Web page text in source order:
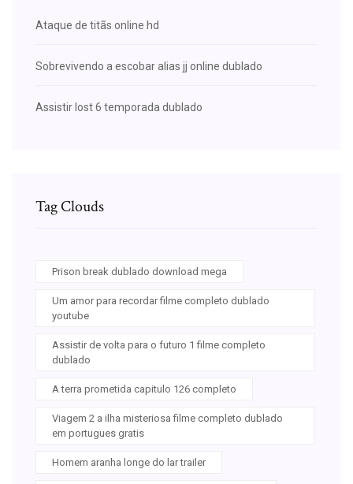
Ataque de titãs online hd
Sobrevivendo a escobar alias jj online dublado
Assistir lost 6 temporada dublado
Tag Clouds
Prison break dublado download mega
Um amor para recordar filme completo dublado
youtube
Assistir de volta para o futuro 1 filme completo
dublado
A terra prometida capitulo 126 completo
Viagem 2 a ilha misteriosa filme completo dublado
em portugues gratis
Homem aranha longe do lar trailer